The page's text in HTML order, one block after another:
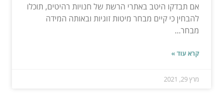
אם תבדקו היטב באתרי הרשת של חנויות רהיטים, תוכלו
להבחין כי קיים מבחר מיטות זוגיות ובאותה המידה
מבחר...
קרא עוד »
מרץ 29, 2021